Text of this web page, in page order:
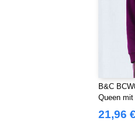
B&C
Queen
21,96 €